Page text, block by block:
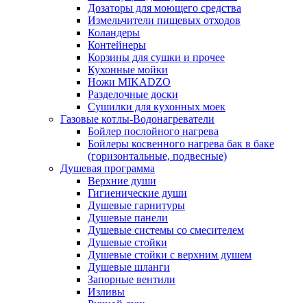
Дозаторы для моющего средства
Измельчители пищевых отходов
Коландеры
Контейнеры
Корзины для сушки и прочее
Кухонные мойки
Ножи MIKADZO
Разделочные доски
Сушилки для кухонных моек
Газовые котлы-Водонагреватели
Бойлер послойного нагрева
Бойлеры косвенного нагрева бак в баке
(горизонтальные, подвесные)
Душевая программа
Верхние души
Гигиенические души
Душевые гарнитуры
Душевые панели
Душевые системы со смесителем
Душевые стойки
Душевые стойки с верхним душем
Душевые шланги
Запорные вентили
Изливы